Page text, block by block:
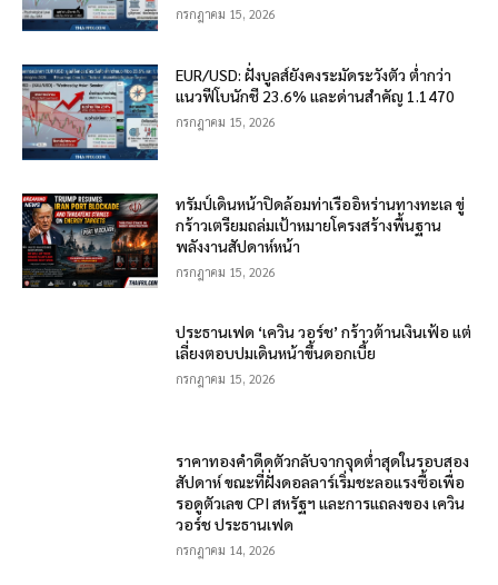
กรกฎาคม 15, 2026
EUR/USD: ฝั่งบูลส์ยังคงระมัดระวังตัว ต่ำกว่า
แนวฟีโบนักชี 23.6% และด่านสำคัญ 1.1470
กรกฎาคม 15, 2026
ทรัมป์เดินหน้าปิดล้อมท่าเรืออิหร่านทางทะเล ขู่
กร้าวเตรียมถล่มเป้าหมายโครงสร้างพื้นฐาน
พลังงานสัปดาห์หน้า
กรกฎาคม 15, 2026
ประธานเฟด ‘เควิน วอร์ช’ กร้าวต้านเงินเฟ้อ แต่
เลี่ยงตอบปมเดินหน้าขึ้นดอกเบี้ย
กรกฎาคม 15, 2026
ราคาทองคำดีดตัวกลับจากจุดต่ำสุดในรอบสอง
สัปดาห์ ขณะที่ฝั่งดอลลาร์เริ่มชะลอแรงซื้อเพื่อ
รอดูตัวเลข CPI สหรัฐฯ และการแถลงของ เควิน
วอร์ช ประธานเฟด
กรกฎาคม 14, 2026